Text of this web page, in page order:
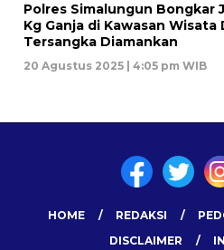
Polres Simalungun Bongkar
Kg Ganja di Kawasan Wisata
Tersangka Diamankan
20 Agustus 2025 | 4:05 pm WIB
HOME REDAKSI
DISCLAIMER